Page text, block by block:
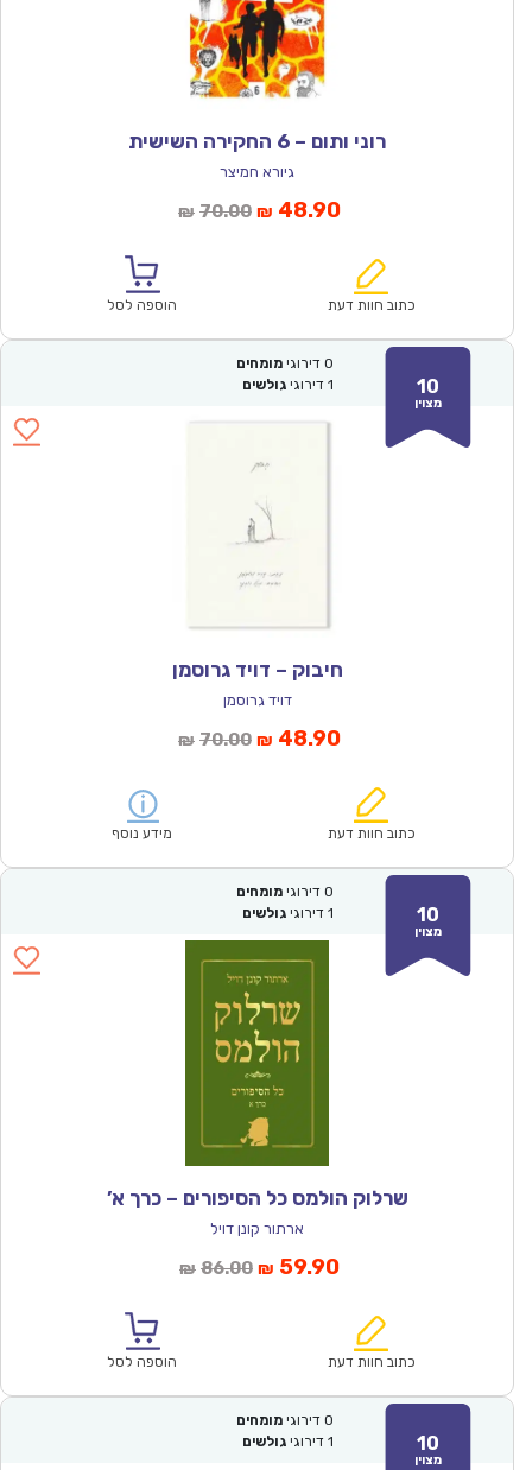
רוני ותום – 6 החקירה השישית
גיורא חמיצר
₪ 70.00המחיר
₪70.00.
₪ 48.90המחיר
הוא:
כתוב חוות דעת הוספה לסל
10
מצוין
0 דירוגי מומחים
1 דירוגי גולשים
חיבוק – דויד גרוסמן
דויד גרוסמן
₪ 70.00המחיר
₪70.00.
₪ 48.90המחיר
הוא:
כתוב חוות דעת מידע נוסף
10
מצוין
0 דירוגי מומחים
1 דירוגי גולשים
שרלוק הולמס כל הסיפורים – כרך א’
ארתור קונן דויל
₪ 86.00המחיר
₪86.00.
₪ 59.90המחיר
הוא:
כתוב חוות דעת הוספה לסל
10
מצוין
0 דירוגי מומחים
1 דירוגי גולשים